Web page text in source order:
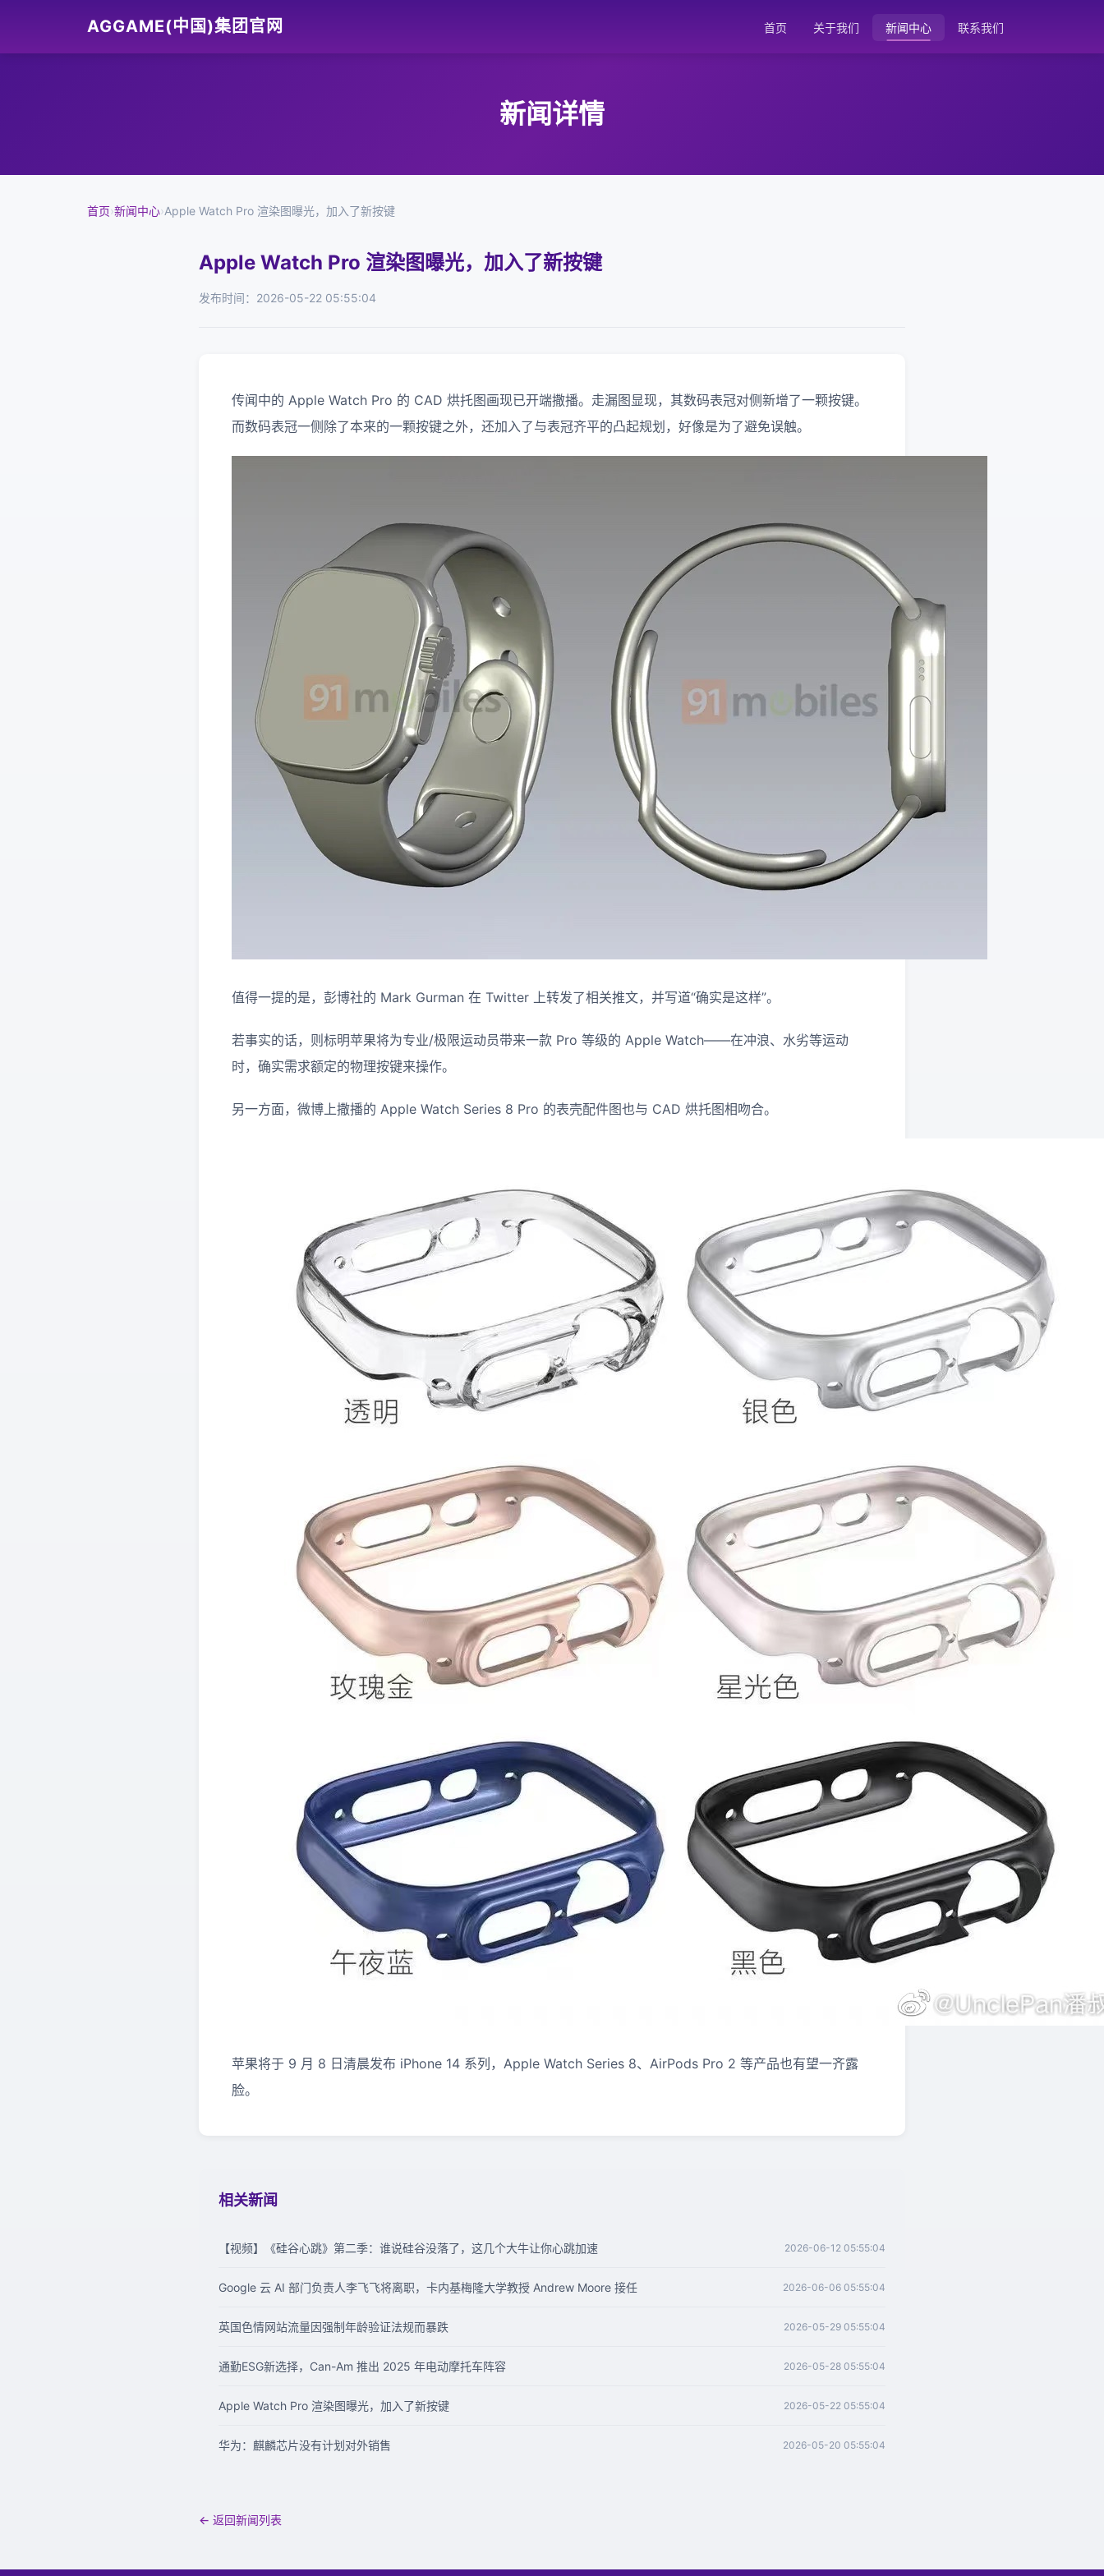
AGGAME(中国)集团官网 首页 关于我们 新闻中心 联系我们
新闻详情
首页›新闻中心›Apple Watch Pro 渲染图曝光，加入了新按键
Apple Watch Pro 渲染图曝光，加入了新按键
发布时间：2026-05-22 05:55:04
传闻中的 Apple Watch Pro 的 CAD 烘托图画现已开端撒播。走漏图显现，其数码表冠对侧新增了一颗按键。
而数码表冠一侧除了本来的一颗按键之外，还加入了与表冠齐平的凸起规划，好像是为了避免误触。
值得一提的是，彭博社的 Mark Gurman 在 Twitter 上转发了相关推文，并写道“确实是这样”。
若事实的话，则标明苹果将为专业/极限运动员带来一款 Pro 等级的 Apple Watch——在冲浪、水劣等运动
时，确实需求额定的物理按键来操作。
另一方面，微博上撒播的 Apple Watch Series 8 Pro 的表壳配件图也与 CAD 烘托图相吻合。
苹果将于 9 月 8 日清晨发布 iPhone 14 系列，Apple Watch Series 8、AirPods Pro 2 等产品也有望一齐露
脸。
相关新闻
【视频】《硅谷心跳》第二季：谁说硅谷没落了，这几个大牛让你心跳加速 2026-06-12 05:55:04
Google 云 AI 部门负责人李飞飞将离职，卡内基梅隆大学教授 Andrew Moore 接任 2026-06-06 05:55:04
英国色情网站流量因强制年龄验证法规而暴跌 2026-05-29 05:55:04
通勤ESG新选择，Can-Am 推出 2025 年电动摩托车阵容 2026-05-28 05:55:04
Apple Watch Pro 渲染图曝光，加入了新按键 2026-05-22 05:55:04
华为：麒麟芯片没有计划对外销售 2026-05-20 05:55:04
← 返回新闻列表